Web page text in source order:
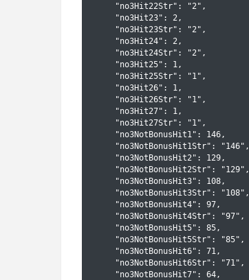
    "no3Hit22Str": "2",
    "no3Hit23": 2,
    "no3Hit23Str": "2",
    "no3Hit24": 2,
    "no3Hit24Str": "2",
    "no3Hit25": 1,
    "no3Hit25Str": "1",
    "no3Hit26": 1,
    "no3Hit26Str": "1",
    "no3Hit27": 1,
    "no3Hit27Str": "1",
    "no3NotBonusHit1": 146,
    "no3NotBonusHit1Str": "146",
    "no3NotBonusHit2": 129,
    "no3NotBonusHit2Str": "129",
    "no3NotBonusHit3": 108,
    "no3NotBonusHit3Str": "108",
    "no3NotBonusHit4": 97,
    "no3NotBonusHit4Str": "97",
    "no3NotBonusHit5": 85,
    "no3NotBonusHit5Str": "85",
    "no3NotBonusHit6": 71,
    "no3NotBonusHit6Str": "71",
    "no3NotBonusHit7": 64,